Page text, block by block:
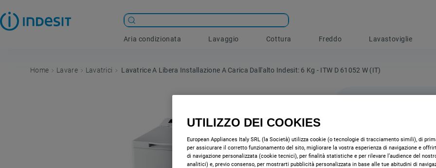
Aria condizionata Lavaggio Cottura Freddo Lavastoviglie
Lavare Lavatrici Lavatrice A Libera Installazione A Carica Dall'alto Indesit: 6 Kg - ITW D 61052 W (IT)
UTILIZZO DEI COOKIES
European Appliances Italy SRL (la Società) utilizza cookie (o tecnologie di tracciamento simili), di
per assicurare il corretto funzionamento del sito, migliorare la vostra esperienza di navigazione e
di navigazione personalizzata (cookie tecnici), per finalità statistiche e per rilevare l’audience del
analitici) e, previo consenso, per mostrarti pubblicità personalizzata in base alle tue abitudini di